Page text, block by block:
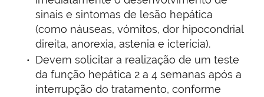
sinais e sintomas de lesão hepática
(como náuseas, vómitos, dor hipocondrial
direita, anorexia, astenia e icterícia).
Devem solicitar a realização de um teste
da função hepática 2 a 4 semanas após a
interrupção do tratamento, conforme